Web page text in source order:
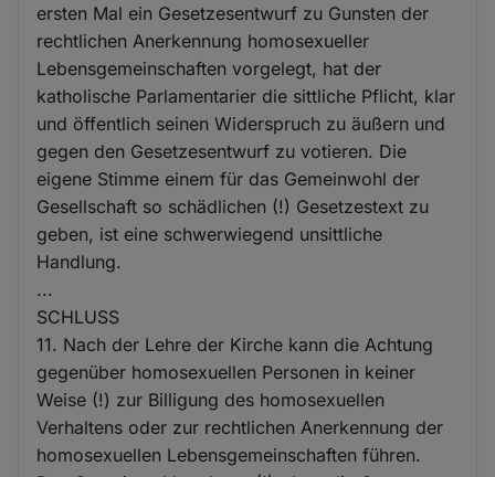
ersten Mal ein Gesetzesentwurf zu Gunsten der
rechtlichen Anerkennung homosexueller
Lebensgemeinschaften vorgelegt, hat der
katholische Parlamentarier die sittliche Pflicht, klar
und öffentlich seinen Widerspruch zu äußern und
gegen den Gesetzesentwurf zu votieren. Die
eigene Stimme einem für das Gemeinwohl der
Gesellschaft so schädlichen (!) Gesetzestext zu
geben, ist eine schwerwiegend unsittliche
Handlung.
...
SCHLUSS
11. Nach der Lehre der Kirche kann die Achtung
gegenüber homosexuellen Personen in keiner
Weise (!) zur Billigung des homosexuellen
Verhaltens oder zur rechtlichen Anerkennung der
homosexuellen Lebensgemeinschaften führen.